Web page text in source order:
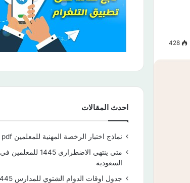
428
احدث المقالات
نماذج اختبار الرخصة المهنية للمعلمين pdf
متى ينتهي الاضطراري 1445 للمعلمين في
السعودية
جدول اوقات الدوام الشتوي للمدارس 1445 الدمام